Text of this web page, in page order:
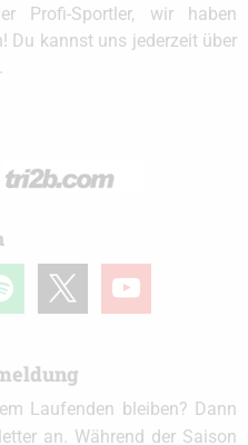
Profi-Sportler, wir haben
Du kannst uns jederzeit über
youtube
Laufenden bleiben? Dann
an. Während der Saison